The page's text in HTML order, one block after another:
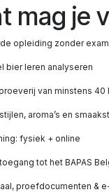
mag je
opleiding zonder
bier leren analyseren
van minstens 40
aroma’s en
fysiek + online
tot het BAPAS
proefdocumenten &